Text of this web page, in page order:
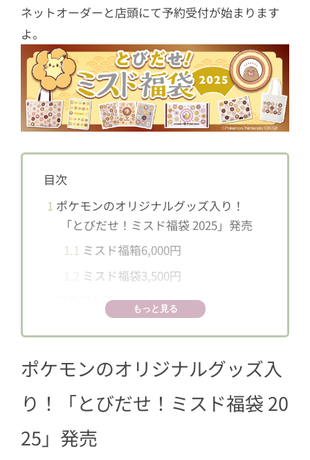
ネットオーダーと店頭にて予約受付が始まります
よ。
目次
1 ポケモンのオリジナルグッズ入り！
「とびだせ！ミスド福袋 2025」発売
1.1 ミスド福箱6,000円
ミスド福袋3,500円
発売日と予約方法は？
もっと見る
ポケモンのオリジナルグッズ入
り！「とびだせ！ミスド福袋 20
25」発売